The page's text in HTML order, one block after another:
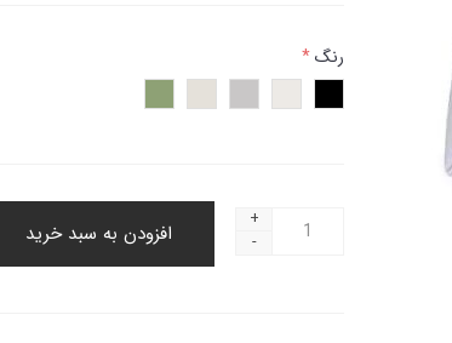
رنگ*
+
-
افزودن به سبد خرید